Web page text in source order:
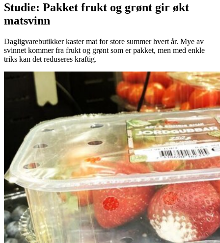
Studie: Pakket frukt og grønt gir økt
matsvinn
Dagligvarebutikker kaster mat for store summer hvert år. Mye av
svinnet kommer fra frukt og grønt som er pakket, men med enkle
triks kan det reduseres kraftig.